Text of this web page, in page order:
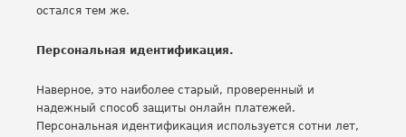
остался тем же.
Персональная идентификация.
Наверное, это наиболее старый, проверенный и
надежный способ защиты онлайн платежей.
Персональная идентификация используется сотни лет,